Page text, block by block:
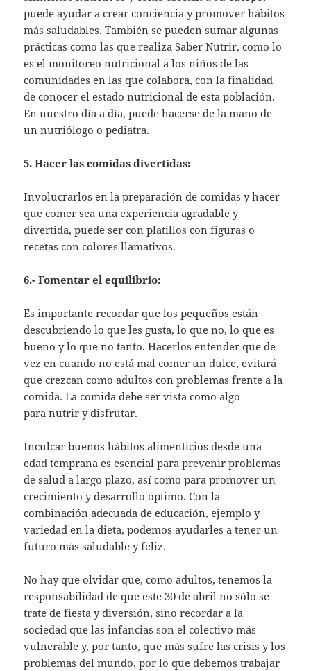
puede ayudar a crear conciencia y promover hábitos
más saludables. También se pueden sumar algunas
prácticas como las que realiza Saber Nutrir, como lo
es el monitoreo nutricional a los niños de las
comunidades en las que colabora, con la finalidad
de conocer el estado nutricional de esta población.
En nuestro día a día, puede hacerse de la mano de
un nutriólogo o pediatra.
5. Hacer las comidas divertidas:
Involucrarlos en la preparación de comidas y hacer
que comer sea una experiencia agradable y
divertida, puede ser con platillos con figuras o
recetas con colores llamativos.
6.- Fomentar el equilibrio:
Es importante recordar que los pequeños están
descubriendo lo que les gusta, lo que no, lo que es
bueno y lo que no tanto. Hacerlos entender que de
vez en cuando no está mal comer un dulce, evitará
que crezcan como adultos con problemas frente a la
comida. La comida debe ser vista como algo
para nutrir y disfrutar.
Inculcar buenos hábitos alimenticios desde una
edad temprana es esencial para prevenir problemas
de salud a largo plazo, así como para promover un
crecimiento y desarrollo óptimo. Con la
combinación adecuada de educación, ejemplo y
variedad en la dieta, podemos ayudarles a tener un
futuro más saludable y feliz.
No hay que olvidar que, como adultos, tenemos la
responsabilidad de que este 30 de abril no sólo se
trate de fiesta y diversión, sino recordar a la
sociedad que las infancias son el colectivo más
vulnerable y, por tanto, que más sufre las crisis y los
problemas del mundo, por lo que debemos trabajar